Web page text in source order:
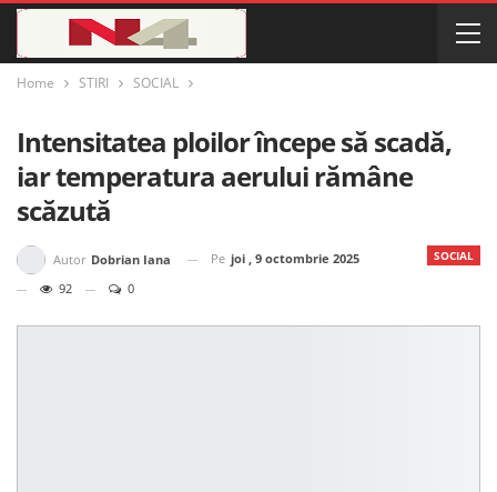
Home STIRI SOCIAL
Intensitatea ploilor începe să scadă,
iar temperatura aerului rămâne
scăzută
SOCIAL
Autor Dobrian Iana Pe joi , 9 octombrie 2025
92
0